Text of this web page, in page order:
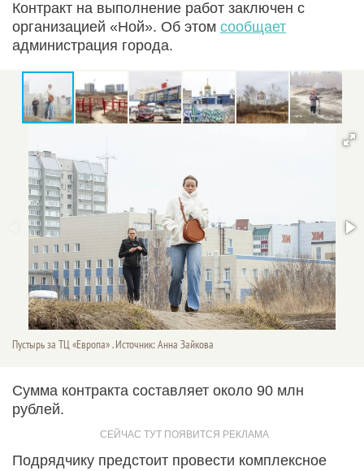
Контракт на выполнение работ заключен с
организацией «Ной». Об этом сообщает
администрация города.
Пустырь за ТЦ «Европа» . Источник: Анна Зайкова
Сумма контракта составляет около 90 млн
рублей.
Подрядчику предстоит провести комплексное